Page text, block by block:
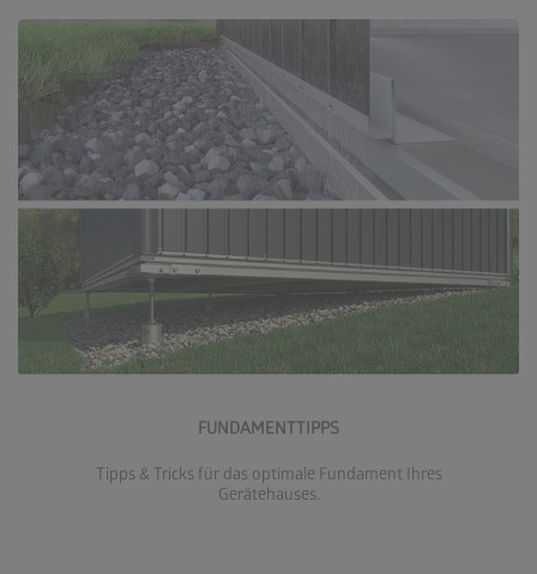
FUNDAMENTTIPPS
Tipps & Tricks für das optimale Fundament Ihres
Gerätehauses.